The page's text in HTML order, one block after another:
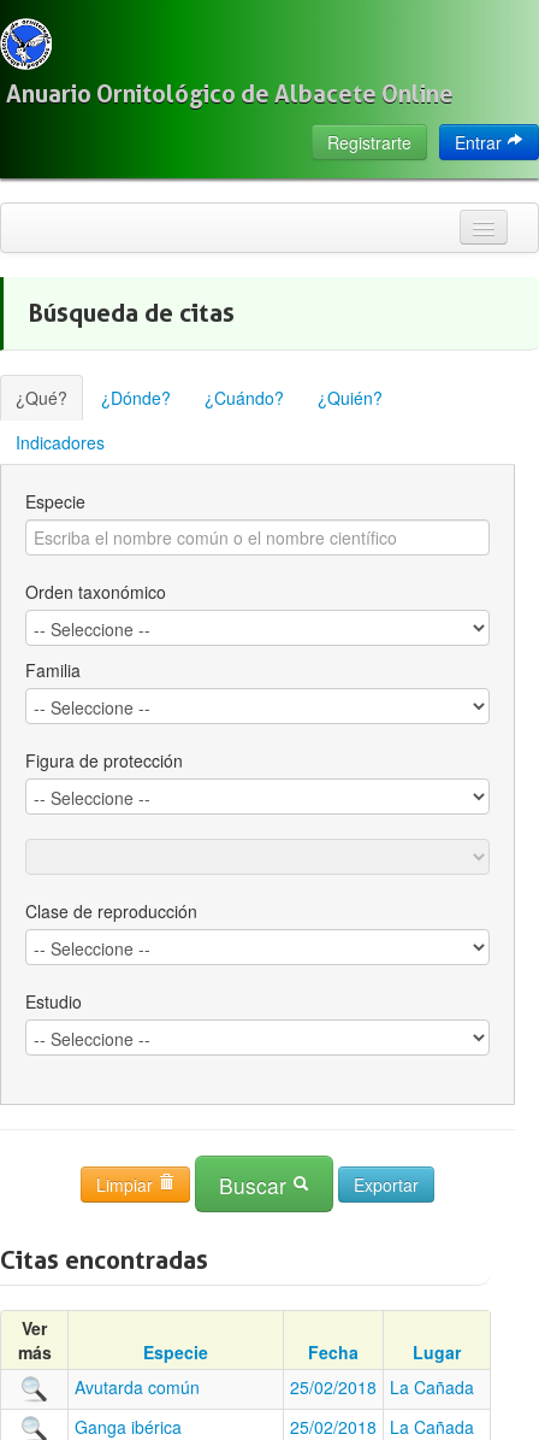
Anuario Ornitológico de Albacete Online
Entrar
Registrarte
Citas
Localización
Observadores
Acerca de
Búsqueda de citas
¿Qué? ¿Dónde? ¿Cuándo?
¿Quién?
Indicadores
Especie
Orden taxonómico
Familia
Figura de protección
Clase de reproducción
Estudio
Limpiar Buscar
Citas encontradas
Ver
más
Especie Fecha
Lugar
Avutarda común
25/02/2018
La Cañada
Ganga ibérica
25/02/2018
La Cañada